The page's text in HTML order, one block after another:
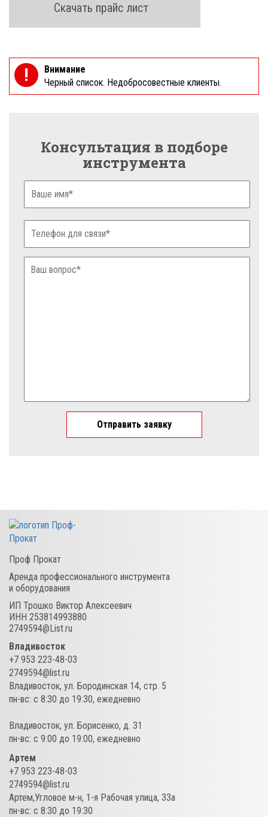
Скачать прайс лист
!
Внимание
Черный список. Недобросовестные клиенты.
Консультация в подборе
инструмента
Проф Прокат
Аренда профессионального инструмента
и оборудования
ИП Трошко Виктор Алексеевич
ИНН 253814993880
2749594@List.ru
Владивосток
+7 953 223-48-03
2749594@list.ru
Владивосток, ул. Бородинская 14, стр. 5
пн-вс: c 8:30 до 19:30, ежедневно
Владивосток, ул. Борисенко, д. 31
пн-вс: c 9:00 до 19:00, ежедневно
Артем
+7 953 223-48-03
2749594@list.ru
Артем,​Угловое м-н, 1-я Рабочая улица, 33а
пн-вс: c 8:30 до 19:30